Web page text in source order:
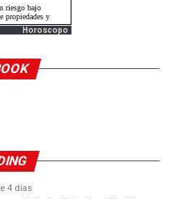
Horoscopo
4 días